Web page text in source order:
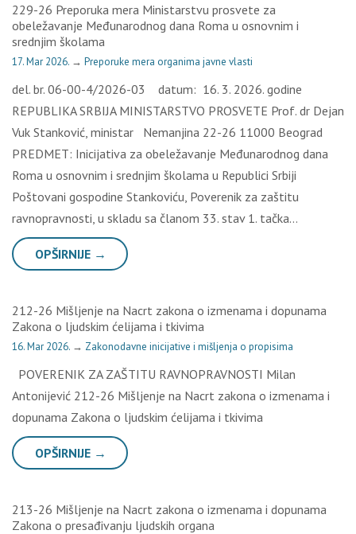
229-26 Preporuka mera Ministarstvu prosvete za
obeležavanje Međunarodnog dana Roma u osnovnim i
srednjim školama
17. Mar 2026. → Preporuke mera organima javne vlasti
del. br. 06-00-4/2026-03 datum: 16. 3. 2026. godine
REPUBLIKA SRBIJA MINISTARSTVO PROSVETE Prof. dr Dejan
Vuk Stanković, ministar Nemanjina 22-26 11000 Beograd
PREDMET: Inicijativa za obeležavanje Međunarodnog dana
Roma u osnovnim i srednjim školama u Republici Srbiji
Poštovani gospodine Stankoviću, Poverenik za zaštitu
ravnopravnosti, u skladu sa članom 33. stav 1. tačka…
OPŠIRNIJE →
212-26 Mišljenje na Nacrt zakona o izmenama i dopunama
Zakona o ljudskim ćelijama i tkivima
16. Mar 2026. → Zakonodavne inicijative i mišljenja o propisima
POVERENIK ZA ZAŠTITU RAVNOPRAVNOSTI Milan
Antonijević 212-26 Mišljenje na Nacrt zakona o izmenama i
dopunama Zakona o ljudskim ćelijama i tkivima
OPŠIRNIJE →
213-26 Mišljenje na Nacrt zakona o izmenama i dopunama
Zakona o presađivanju ljudskih organa